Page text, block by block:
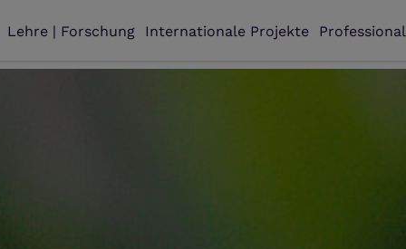
Lehre | Forschung Internationale Projekte